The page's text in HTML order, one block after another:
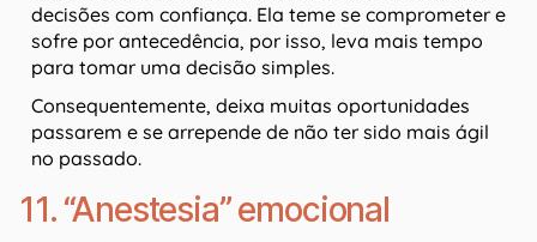
decisões com confiança. Ela teme se comprometer e
sofre por antecedência, por isso, leva mais tempo
para tomar uma decisão simples.
Consequentemente, deixa muitas oportunidades
passarem e se arrepende de não ter sido mais ágil
no passado.
11. “Anestesia” emocional